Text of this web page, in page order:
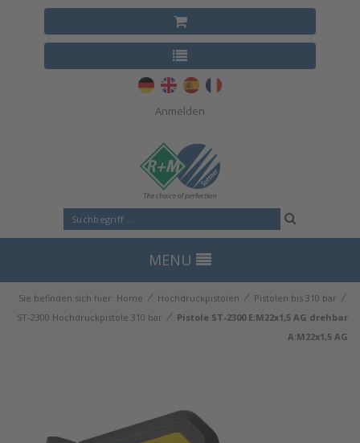
Anmelden
MENU
Sie befinden sich hier: Home ⁄ Hochdruckpistolen ⁄ Pistolen bis 310 bar ⁄
ST-2300 Hochdruckpistole 310 bar ⁄ Pistole ST-2300 E:M22x1,5 AG drehbar
A:M22x1,5 AG